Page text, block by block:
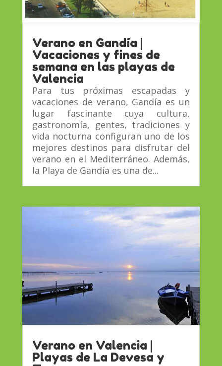
Verano en Gandía |
Vacaciones y fines de
semana en las playas de
Valencia
Para tus próximas escapadas y
vacaciones de verano, Gandía es un
lugar fascinante cuya cultura,
gastronomía, gentes, tradiciones y
vida nocturna configuran uno de los
mejores destinos para disfrutar del
verano en el Mediterráneo. Además,
la Playa de Gandía es una de...
Verano en Valencia |
Playas de La Devesa y